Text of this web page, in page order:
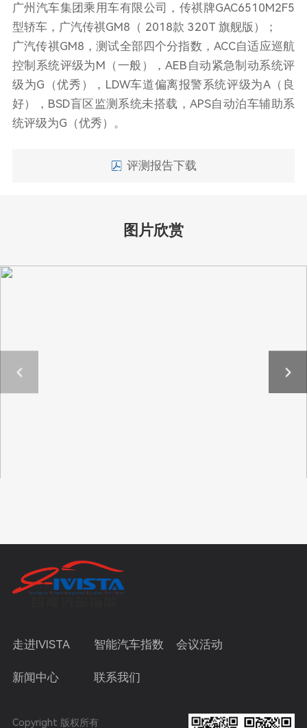
广州汽车集团乘用车有限公司，传祺牌GAC6510M2F5
型轿车，广汽传祺GM8（ 2018款 320T 旗舰版）；
广汽传祺GM8，测试全部四个分指数，ACC自适应巡航
控制系统评级为M（一般），AEB自动紧急制动系统评
级为G（优秀），LDW车道偏离报警系统评级为A（良
好），BSD盲区监测系统未搭载，APS自动泊车辅助系
统评级为G（优秀）。
评测报告下载
图片欣赏
走进IVISTA 智能汽车指数 会议活动
新闻中心 联系我们
Copyright 版权所有